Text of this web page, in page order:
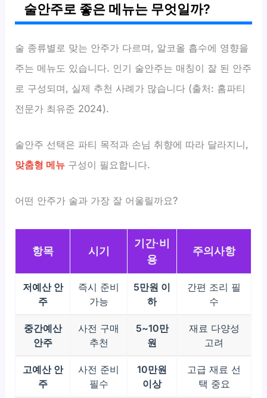
술안주로 좋은 메뉴는 무엇일까?
술 종류별로 맞는 안주가 다르며, 알코올 흡수에 영향을
주는 메뉴도 있습니다. 인기 술안주는 매칭이 잘 된 안주
로 구성되며, 실제 추천 사례가 많습니다 (출처: 홈파티
전문가 최유준 2024).
술안주 선택은 파티 목적과 손님 취향에 따라 달라지니,
맞춤형 메뉴 구성이 필요합니다.
어떤 안주가 술과 가장 잘 어울릴까요?
항목 시기
기간·비
용
주의사항
저예산 안
주
즉시 준비
가능
5만원 이
하
간편 조리 필
수
중간예산
안주
사전 구매
추천
5~10만
원
재료 다양성
고려
고예산 안
주
사전 준비
필수
10만원
이상
고급 재료 선
택 중요